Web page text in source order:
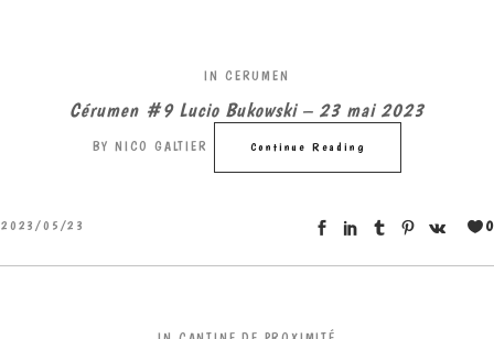
IN CERUMEN
Cérumen #9 Lucio Bukowski – 23 mai 2023
BY NICO GALTIER Continue Reading
2023/05/23 0